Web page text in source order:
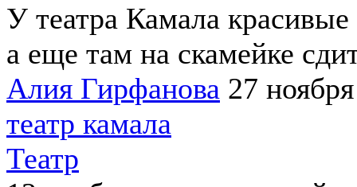
У театра Камала
а еще там на скамейке
Алия Гирфанова 27
театр камала
Театр